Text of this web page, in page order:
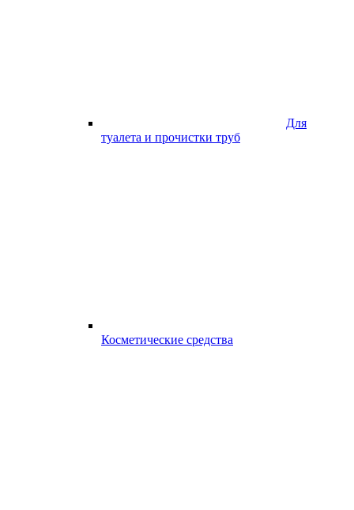
Для
туалета и прочистки труб
Косметические средства